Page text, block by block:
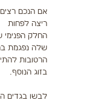
אם הנכם
ריצה לפחות
החלק הפנימי
שלה נפגמת
בזוג הנוסף.
לבשו בגדים